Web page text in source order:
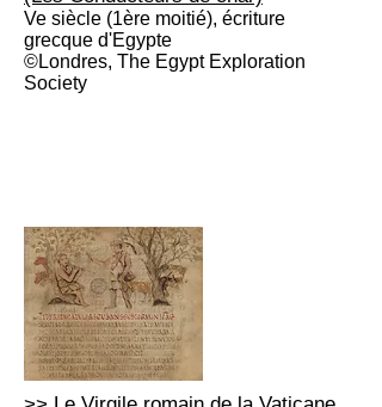
Ve siècle (1ère moitié), écriture
grecque d'Egypte
©Londres, The Egypt Exploration
Society